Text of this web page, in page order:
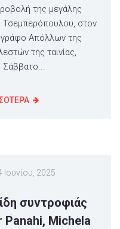
της μεγάλης
Τσεμπερόπουλου, στον
Απόλλων της
της ταινίας,
Ιουνίου, 2025
συντροφιάς
Michela